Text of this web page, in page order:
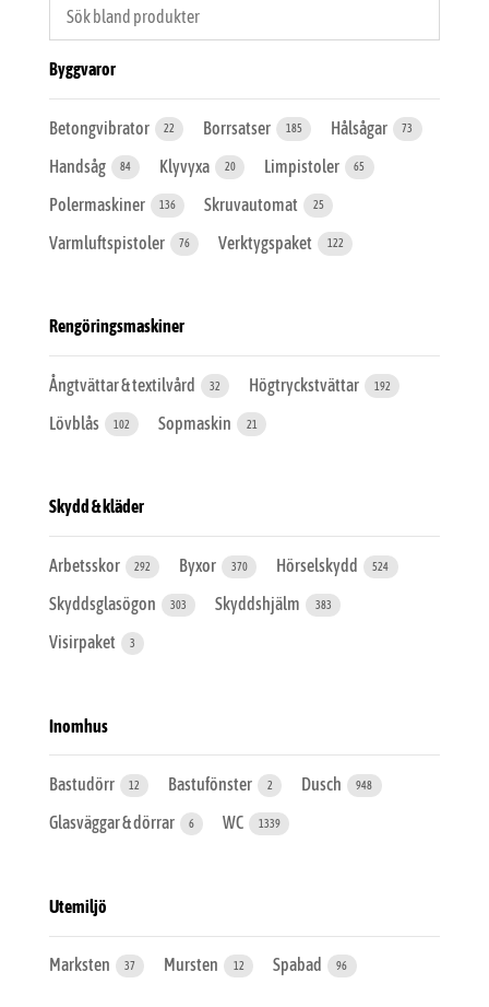
Byggvaror
Betongvibrator 22 Borrsatser 185 Hålsågar 73
Handsåg 84 Klyvyxa 20 Limpistoler 65
Polermaskiner 136 Skruvautomat 25
Varmluftspistoler 76 Verktygspaket 122
Rengöringsmaskiner
Ångtvättar & textilvård 32 Högtryckstvättar 192
Lövblås 102 Sopmaskin 21
Skydd & kläder
Arbetsskor 292 Byxor 370 Hörselskydd 524
Skyddsglasögon 303 Skyddshjälm 383
Visirpaket 3
Inomhus
Bastudörr 12 Bastufönster 2 Dusch 948
Glasväggar & dörrar 6 WC 1339
Utemiljö
Marksten 37 Mursten 12 Spabad 96